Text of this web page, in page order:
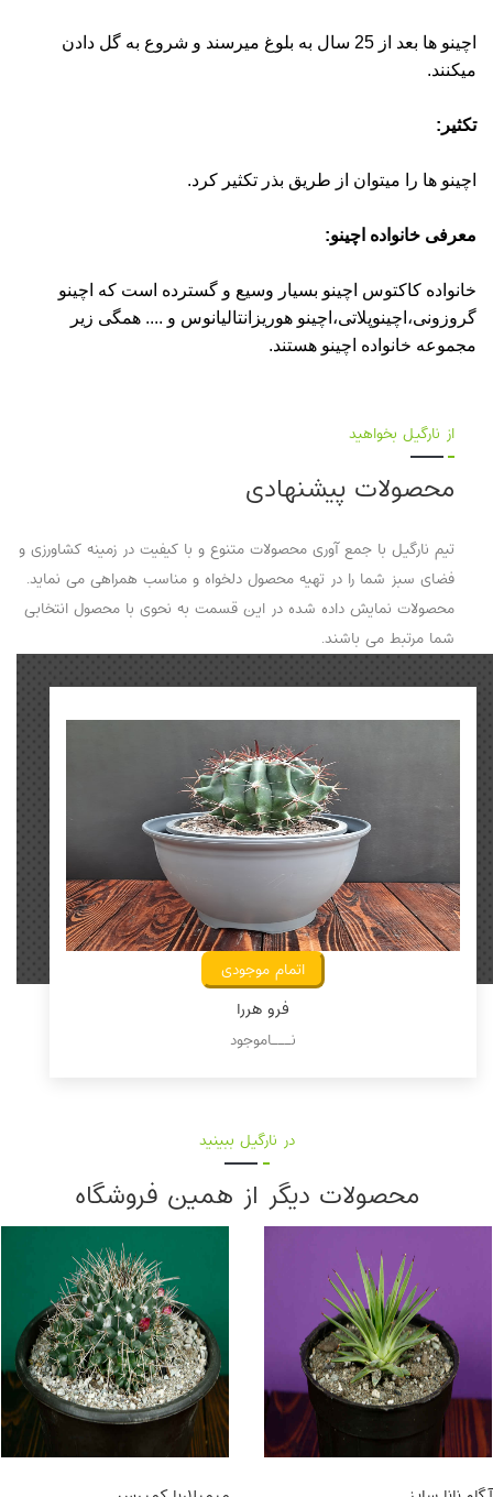
اچینو ها بعد از 25 سال به بلوغ میرسند و شروع به گل دادن
میکنند.
تکثیر:
اچینو ها را میتوان از طریق بذر تکثیر کرد.
معرفی خانواده اچینو:
خانواده کاکتوس اچینو بسیار وسیع و گسترده است که اچینو
گروزونی،اچینوپلاتی،اچینو هوریزانتالیانوس و .... همگی زیر
مجموعه خانواده اچینو هستند.
از نارگیل بخواهید
محصولات پیشنهادی
تیم نارگیل با جمع آوری محصولات متنوع و با کیفیت در زمینه کشاورزی و
فضای سبز شما را در تهیه محصول دلخواه و مناسب همراهی می نماید.
محصولات نمایش داده شده در این قسمت به نحوی با محصول انتخابی
شما مرتبط می باشند.
اتمام موجودی
فرو هررا
نـــاموجود
در نارگیل ببینید
محصولات دیگر از همین فروشگاه